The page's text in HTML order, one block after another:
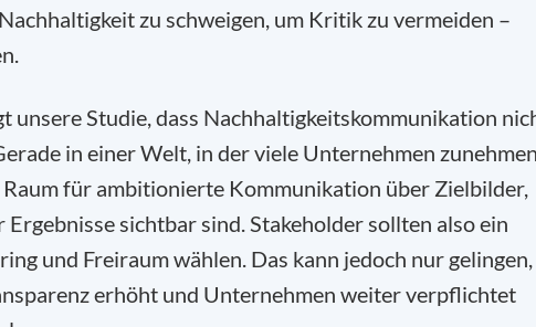
zu schweigen, um Kritik zu vermeiden –
unsere Studie, dass Nachhaltigkeitskommunikation
in einer Welt, in der viele Unternehmen
für ambitionierte Kommunikation über Zielbilder,
sichtbar sind. Stakeholder sollten also ein
und Freiraum wählen. Das kann jedoch nur gelingen,
erhöht und Unternehmen weiter verpflichtet